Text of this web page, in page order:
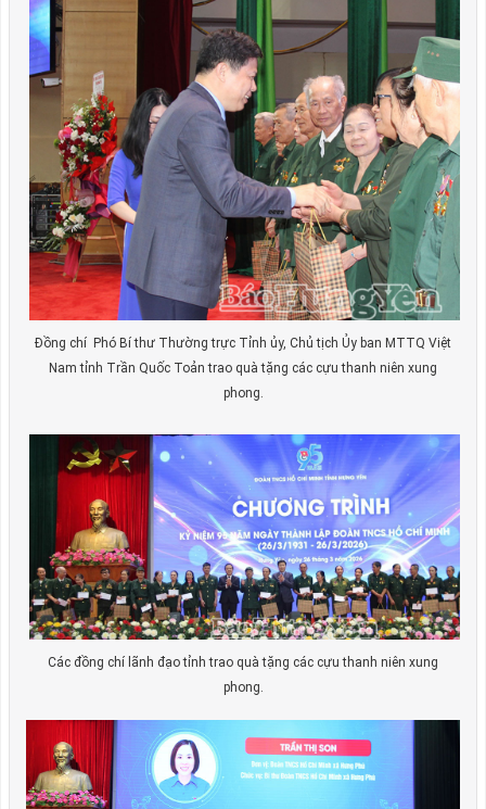
Đồng chí Phó Bí thư Thường trực Tỉnh ủy, Chủ tịch Ủy ban MTTQ Việt
Nam tỉnh Trần Quốc Toản trao quà tặng các cựu thanh niên xung
phong.
Các đồng chí lãnh đạo tỉnh trao quà tặng các cựu thanh niên xung
phong.